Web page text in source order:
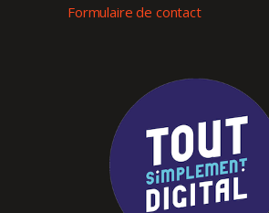
Formulaire de contact